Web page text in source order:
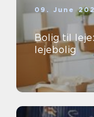
09. June
Bolig til
lejebolig